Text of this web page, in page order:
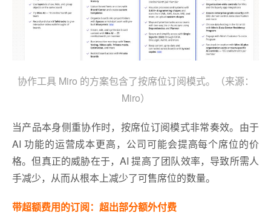
协作工具 Miro 的方案包含了按席位订阅模式。（来源：
Miro）
当产品本身侧重协作时，按席位订阅模式非常奏效。由于
AI 功能的运营成本更高，公司可能会提高每个席位的价
格。但真正的威胁在于，AI 提高了团队效率，导致所需人
手减少，从而从根本上减少了可售席位的数量。
带超额费用的订阅：超出部分额外付费